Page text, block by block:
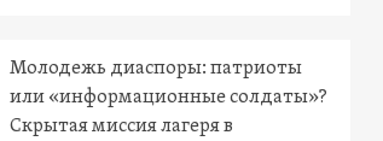
Молодежь диаспоры: патриоты
или «информационные солдаты»?
Скрытая миссия лагеря в